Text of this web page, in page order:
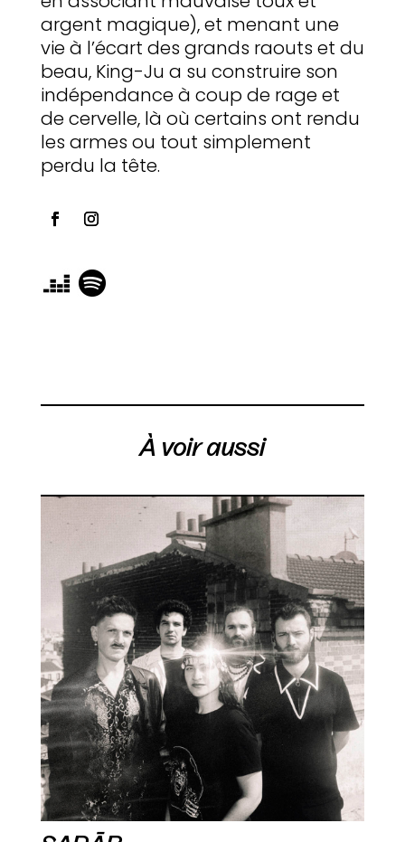
argent magique), et menant une
vie à l’écart des grands raouts et du
beau, King-Ju a su construire son
indépendance à coup de rage et
de cervelle, là où certains ont rendu
les armes ou tout simplement
perdu la tête.
À voir aussi